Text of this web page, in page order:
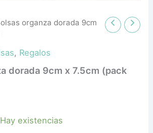
organza dorada 9cm
, Regalos
dorada 9cm x 7.5cm (pack
Hay existencias